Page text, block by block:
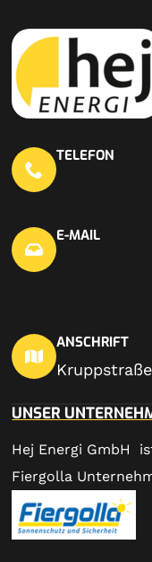
TELEFON
E-MAIL
ANSCHRIFT
UNSER
Hej Energi GmbH
Fiergolla